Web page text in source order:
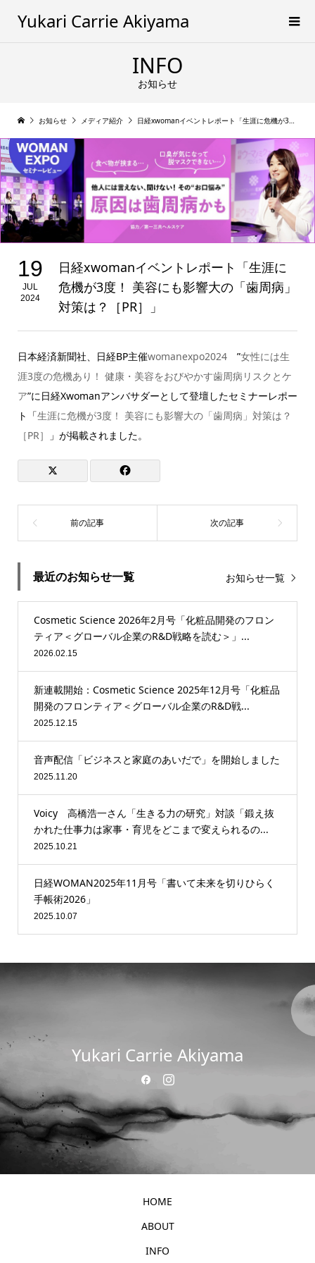
Yukari Carrie Akiyama
INFO
お知らせ
お知らせ メディア紹介 日経xwomanイベントレポート「生涯に危機が3度！ 美容にも影響大の「歯周病」対策は？［PR］」
19
JUL
2024
日経xwomanイベントレポート「生涯に
危機が3度！ 美容にも影響大の「歯周病」
対策は？［PR］」
日本経済新聞社、日経BP主催womanexpo2024”女性には生
涯3度の危機あり！ 健康・美容をおびやかす歯周病リスクとケ
ア”に日経Xwomanアンバサダーとして登壇したセミナーレポー
ト「生涯に危機が3度！ 美容にも影響大の「歯周病」対策は？
［PR］
」が掲載されました。
最近のお知らせ一覧 お知らせ一覧
Cosmetic Science 2026年2月号「化粧品開発のフロン
ティア＜グローバル企業のR&D戦略を読む＞」...
2026.02.15
新連載開始：Cosmetic Science 2025年12月号「化粧品
開発のフロンティア＜グローバル企業のR&D戦...
2025.12.15
音声配信「ビジネスと家庭のあいだで」を開始しました
2025.11.20
Voicy 高橋浩一さん「生きる力の研究」対談「鍛え抜
かれた仕事力は家事・育児をどこまで変えられるの...
2025.10.21
日経WOMAN2025年11月号「書いて未来を切りひらく
手帳術2026」
2025.10.07
Yukari Carrie Akiyama
HOME
ABOUT
INFO